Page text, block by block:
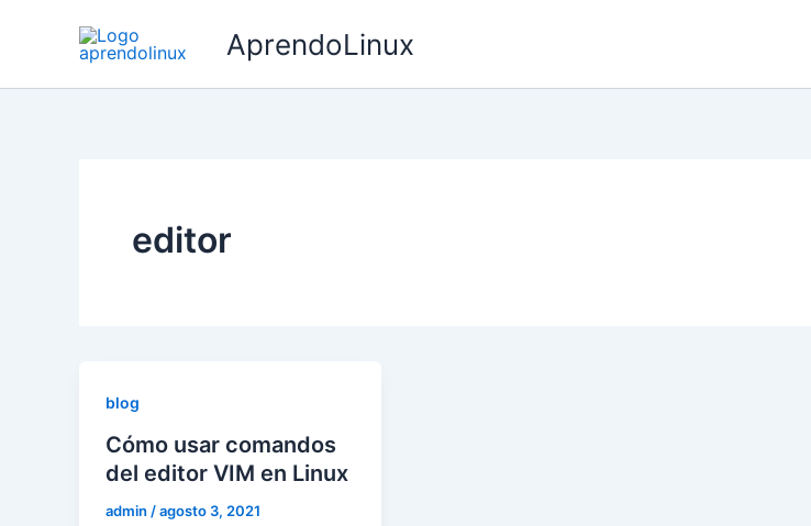
AprendoLinux
editor
blog
Cómo usar comandos
del editor VIM en Linux
admin /agosto 3, 2021